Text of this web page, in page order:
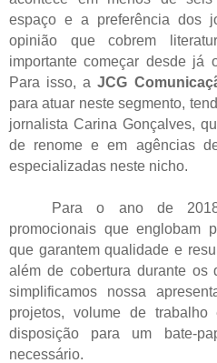
espaço e a preferência dos
opinião que cobrem
importante começar desde já
Para isso, aJCG
para atuar neste segmento,
jornalista Carina Gonçalves,
de renome e em agências
especializadas neste nicho.
Para o ano de
promocionais que englobam
que garantem qualidade e
além de cobertura durante os
simplificamos nossa
projetos, volume de
disposição para um bate-
necessário.